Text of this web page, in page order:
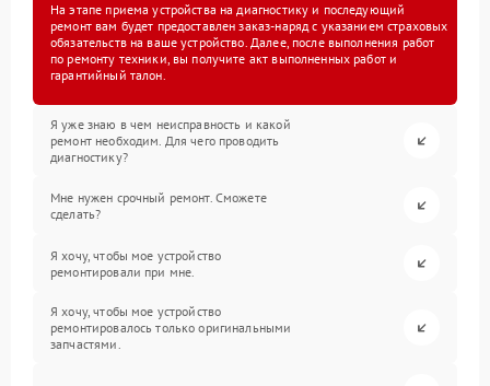
На этапе приема устройства на диагностику и последующий
ремонт вам будет предоставлен заказ-наряд с указанием страховых
обязательств на ваше устройство. Далее, после выполнения работ
по ремонту техники, вы получите акт выполненных работ и
гарантийный талон.
Я уже знаю в чем неисправность и какой
ремонт необходим. Для чего проводить
диагностику?
Мне нужен срочный ремонт. Сможете
сделать?
Я хочу, чтобы мое устройство
ремонтировали при мне.
Я хочу, чтобы мое устройство
ремонтировалось только оригинальными
запчастями.